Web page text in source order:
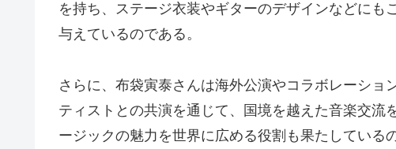
を持ち、ステージ衣装やギターのデザインなどにも
与えているのである。
さらに、布袋寅泰さんは海外公演やコラボレーショ
ティストとの共演を通じて、国境を越えた音楽交流
ージックの魅力を世界に広める役割も果たしている